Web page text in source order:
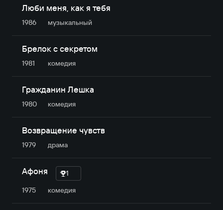
Люби меня, как я тебя
1986 музыкальный
Брелок с секретом
1981 комедия
Гражданин Лешка
1980 комедия
Возвращение чувств
1979 драма
Афоня
1
1975
комедия